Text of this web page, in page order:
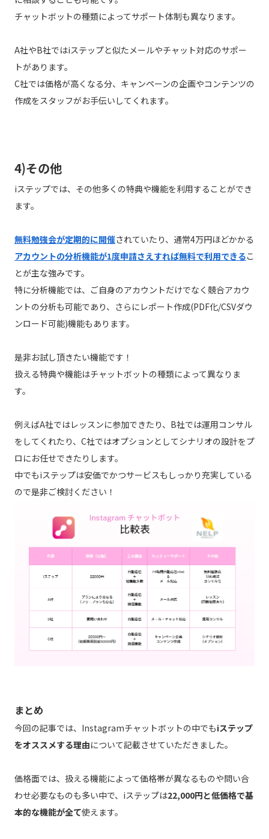
チャットボットの種類によってサポート体制も異なります。
A社やB社ではiステップと似たメールやチャット対応のサポー
トがあります。
C社では価格が高くなる分、キャンペーンの企画やコンテンツの
作成をスタッフがお手伝いしてくれます。
4)その他
iステップでは、その他多くの特典や機能を利用することができ
ます。
無料勉強会が定期的に開催されていたり、通常4万円ほどかかる
アカウントの分析機能が1度申請さえすれば無料で利用できるこ
とが主な強みです。
特に分析機能では、ご自身のアカウントだけでなく競合アカウ
ントの分析も可能であり、さらにレポート作成(PDF化/CSVダウ
ンロード可能)機能もあります。
是非お試し頂きたい機能です！
扱える特典や機能はチャットボットの種類によって異なりま
す。
例えばA社ではレッスンに参加できたり、B社では運用コンサル
をしてくれたり、C社ではオプションとしてシナリオの設計をプ
ロにお任せできたりします。
中でもiステップは安価でかつサービスもしっかり充実している
ので是非ご検討ください！
まとめ
今回の記事では、Instagramチャットボットの中でもiステップ
をオススメする理由について記載させていただきました。
価格面では、扱える機能によって価格帯が異なるものや問い合
わせ必要なものも多い中で、iステップは22,000円と低価格で基
本的な機能が全て使えます。